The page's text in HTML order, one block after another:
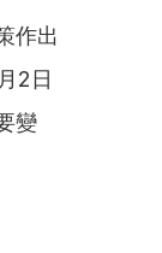
作出
2日
變